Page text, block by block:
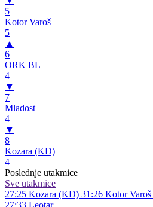
5
Kotor Varoš
5
▲
6
ORK BL
4
▼
7
Mladost
4
▼
8
Kozara (KD)
4
Poslednje utakmice
Sve utakmice
27:25 Kozara (KD) 31:26 Kotor Varoš
27:33 Leotar